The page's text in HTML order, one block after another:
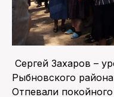
Сергей Захаров –
Рыбновского
Отпевали